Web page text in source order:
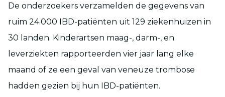
De onderzoekers verzamelden de gegevens van
ruim 24.000 IBD-patiënten uit 129 ziekenhuizen in
30 landen. Kinderartsen maag-, darm-, en
leverziekten rapporteerden vier jaar lang elke
maand of ze een geval van veneuze trombose
hadden gezien bij hun IBD-patiënten.